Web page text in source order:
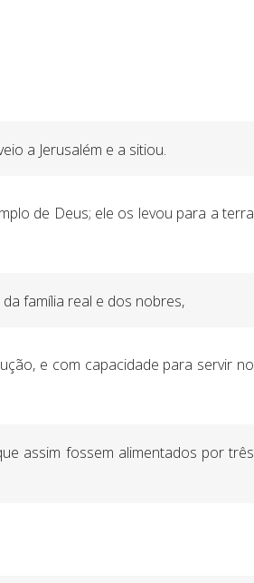
a Jerusalém e a sitiou.
de Deus; ele os levou para a terra
família real e dos nobres,
e com capacidade para servir no
assim fossem alimentados por três